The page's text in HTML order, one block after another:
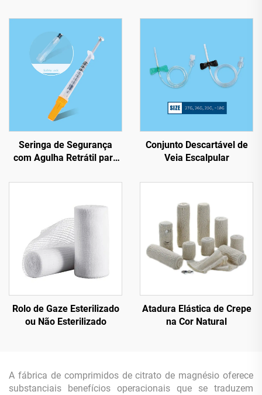
Seringa de Segurança
com Agulha Retrátil para
Conjunto Descartável de
Veia Escalpular
Rolo de Gaze Esterilizado
ou Não Esterilizado
Atadura Elástica de Crepe
na Cor Natural
A fábrica de comprimidos de citrato de magnésio oferece
substanciais benefícios operacionais que se traduzem